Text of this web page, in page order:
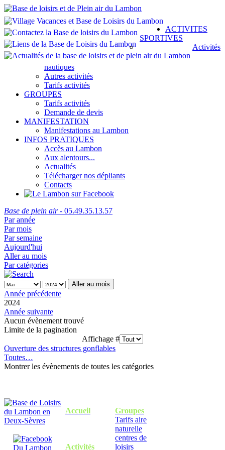
ACTIVITES
SPORTIVES
Activités
nautiques
Autres activités
Tarifs activités
GROUPES
Tarifs activités
Demande de devis
MANIFESTATION
Manifestations au Lambon
INFOS PRATIQUES
Accès au Lambon
Aux alentours...
Actualités
Télécharger nos dépliants
Contacts
Base de plein air- 05.49.35.13.57
Par année
Par mois
Par semaine
Aujourd'hui
Aller au mois
Par catégories
Aller au mois
Année précédente
2024
Année suivante
Aucun évènement trouvé
Limite de la pagination
Affichage #
Ouverture des structures gonflables
Toutes…
Montrer les évènements de toutes les catégories
Accueil
Activités
Groupes
Tarifs aire
naturelle
centres de
loisirs